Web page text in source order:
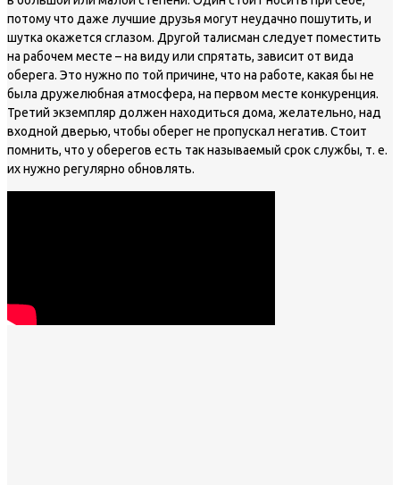
потому что даже лучшие друзья могут неудачно пошутить, и
шутка окажется сглазом. Другой талисман следует поместить
на рабочем месте – на виду или спрятать, зависит от вида
оберега. Это нужно по той причине, что на работе, какая бы не
была дружелюбная атмосфера, на первом месте конкуренция.
Третий экземпляр должен находиться дома, желательно, над
входной дверью, чтобы оберег не пропускал негатив. Стоит
помнить, что у оберегов есть так называемый срок службы, т. е.
их нужно регулярно обновлять.